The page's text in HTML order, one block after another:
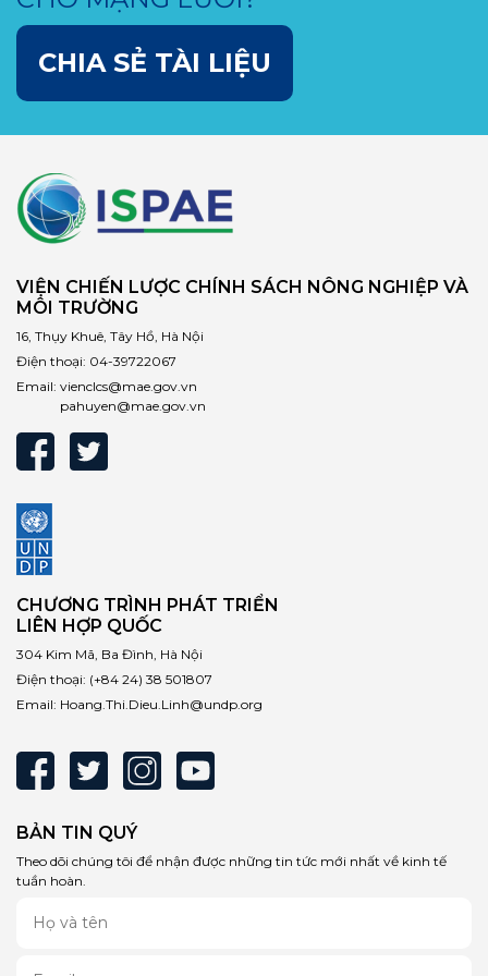
dệt may trong nước
CHIA SẺ TÀI LIỆU
VIỆN CHIẾN LƯỢC CHÍNH SÁCH NÔNG NGHIỆP VÀ
MÔI TRƯỜNG
16, Thụy Khuê, Tây Hồ, Hà Nội
Điện thoại: 04-39722067
Email: vienclcs@mae.gov.vn
pahuyen@mae.gov.vn
CHƯƠNG TRÌNH PHÁT TRIỂN
LIÊN HỢP QUỐC
304 Kim Mã, Ba Đình, Hà Nội
Điện thoại: (+84 24) 38 501807
Email: Hoang.Thi.Dieu.Linh@undp.org
BẢN TIN QUÝ
Theo dõi chúng tôi để nhận được những tin tức mới nhất về kinh tế
tuần hoàn.